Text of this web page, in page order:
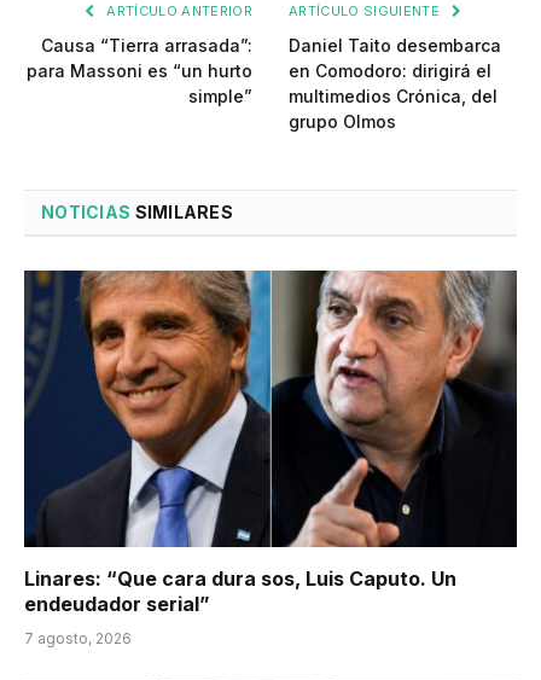
ARTÍCULO ANTERIOR
Causa “Tierra arrasada”:
para Massoni es “un hurto
simple”
ARTÍCULO SIGUIENTE
Daniel Taito desembarca
en Comodoro: dirigirá el
multimedios Crónica, del
grupo Olmos
NOTICIAS SIMILARES
Linares: “Que cara dura sos, Luis Caputo. Un
endeudador serial”
7 agosto, 2026